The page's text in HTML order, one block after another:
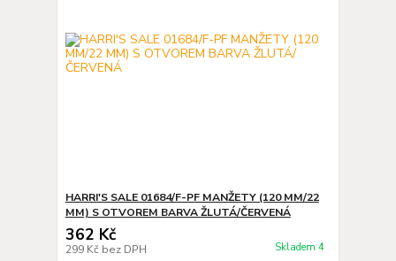
HARRI'S SALE 01684/F-PF MANŽETY (120 MM/22
MM) S OTVOREM BARVA ŽLUTÁ/ČERVENÁ
362 Kč
299 Kč bez DPH Skladem 4